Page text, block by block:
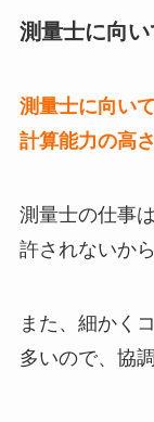
測量士に向い
測量士に向い
計算能力の高
測量士の仕事
許されないから
また、細かく
多いので、協